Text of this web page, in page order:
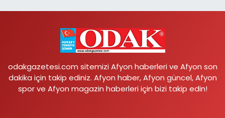
odakgazetesi.com sitemizi Afyon haberleri ve Afyon son
dakika için takip ediniz. Afyon haber, Afyon güncel, Afyon
spor ve Afyon magazin haberleri için bizi takip edin!